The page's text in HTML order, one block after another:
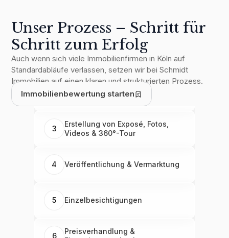
Unser Prozess – Schritt für
Schritt zum Erfolg
Auch wenn sich viele Immobilienfirmen in Köln auf
Standardabläufe verlassen, setzen wir bei Schmidt
Immobilien auf einen klaren und strukturierten Prozess.
Immobilienbewertung starten
1 Erstberatung & Bedarfsanalyse
2 Immobilienbewertung
Videos & 360°-Tour
Finanzierungscheck